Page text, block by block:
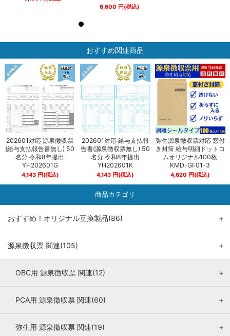
6,600 円(税込)
おすすめ関連商品
202601対応 源泉徴収票
(給与支払報告書無し) 50
名分 令和8年提出
YH202601G
4,143円 (税込)
202601対応 給与支払報
告書(源泉徴収票無し) 50
名分 令和8年提出
YH202601K
4,143 円 (税込)
弥生源泉徴収票対応 窓付
き封筒 給与明細ドットコ
ムオリジナル100枚
KMD-GF01-3
4,620 円 (税込)
商品カテゴリ
おすすめ！オリジナル互換製品(86) ＋
源泉徴収票 関連(105) ＋
OBC用 源泉徴収票 関連(12) ＋
PCA用 源泉徴収票 関連(60) ＋
弥生用 源泉徴収票 関連(19) ＋